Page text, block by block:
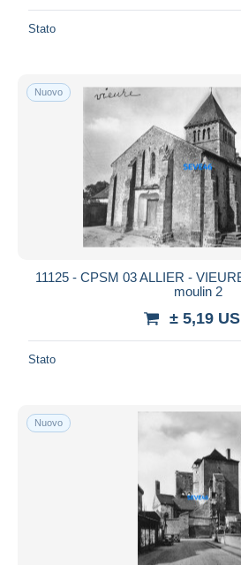
Stato
Nuovo
11125 - CPSM 03 ALLIER -
moulin 2
± 5,19
Stato
Nuovo